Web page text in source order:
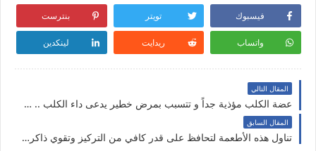
فيسبوك تويتر بنترست
واتساب ريدايت لينكدين
المقال التالي
عضة الكلب مؤذية جداً و تتسبب بمرض خطير يدعى داء الكلب .. تعرف على المرض وأعراضه وكيفية علاجه ؟؟
المقال السابق
تناول هذه الأطعمة لتحافظ على قدر كافي من التركيز وتقوي ذاكرتك .. تعرف على أفضل الأطعمة لتقوية التركيز والذاكرة ؟؟!